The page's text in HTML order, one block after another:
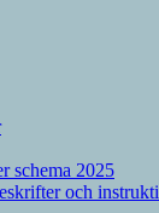
schema 2025
och